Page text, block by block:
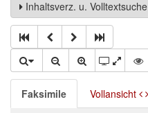
Inhaltsverz. u. Volltextsuche
Faksimile Vollansicht